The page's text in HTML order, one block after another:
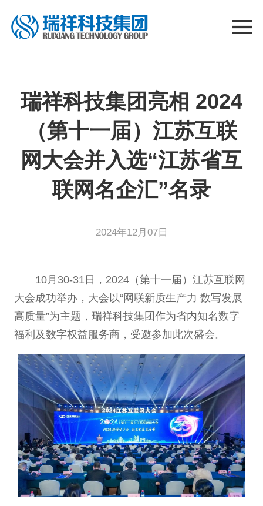
瑞祥科技集团亮相 2024
（第十一届）江苏互联
网大会并入选“江苏省互
联网名企汇”名录
2024年12月07日
10月30-31日，2024（第十一届）江苏互联网
大会成功举办，大会以“网联新质生产力 数写发展
高质量”为主题，瑞祥科技集团作为省内知名数字
福利及数字权益服务商，受邀参加此次盛会。